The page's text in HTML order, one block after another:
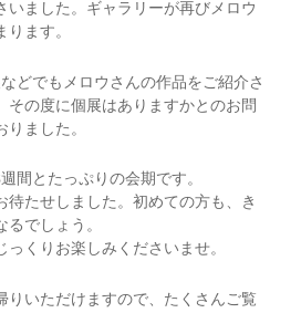
いました。ギャラリーが再びメロウ
ります。
どでもメロウさんの作品をご紹介さ
その度に個展はありますかとのお問
りました。
間とたっぷりの会期です。
待たせしました。初めての方も、き
るでしょう。
くりお楽しみくださいませ。
りいただけますので、たくさんご覧